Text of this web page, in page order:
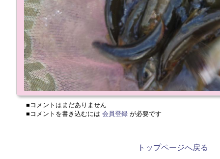
■コメントはまだありません
■コメントを書き込むには 会員登録 が必要です
トップページへ戻る